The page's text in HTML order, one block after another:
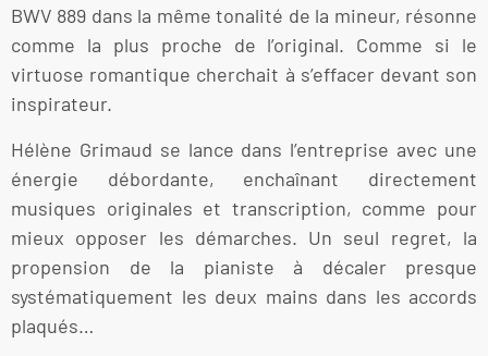
BWV 889 dans la même tonalité de la mineur, résonne
comme la plus proche de l’original. Comme si le
virtuose romantique cherchait à s’effacer devant son
inspirateur.
Hélène Grimaud se lance dans l’entreprise avec une
énergie débordante, enchaînant directement
musiques originales et transcription, comme pour
mieux opposer les démarches. Un seul regret, la
propension de la pianiste à décaler presque
systématiquement les deux mains dans les accords
plaqués…